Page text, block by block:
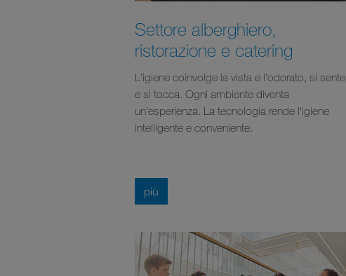
Settore alberghiero,
ristorazione e catering
L'igiene coinvolge la vista e l’odorato, si sente
e si tocca. Ogni ambiente diventa
un'esperienza. La tecnologia rende l'igiene
intelligente e conveniente.
più